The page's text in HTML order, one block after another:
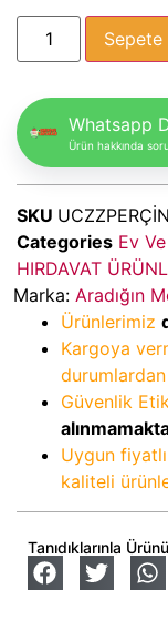
Sepete
Whatsapp
Ürün hakkında
SKU
Categories Ev
HIRDAVAT
Marka: Aradığın
Ürünlerimiz
Kargoya
durumlardan
Güvenlik
Uygun
kaliteli
Tanıdıklarınla